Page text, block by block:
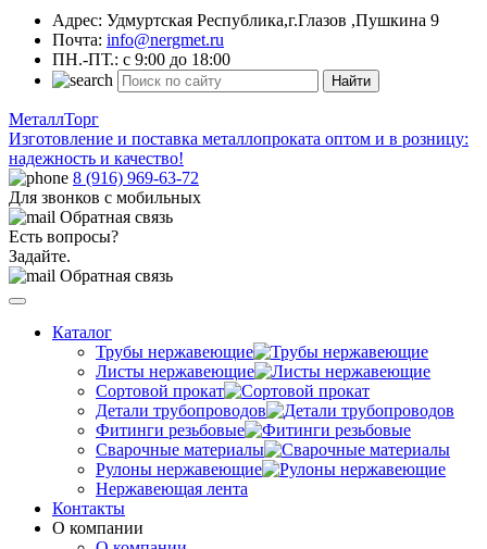
Адрес: Удмуртская Республика,г.Глазов ,Пушкина 9
Почта: info@nergmet.ru
ПН.-ПТ.: с 9:00 до 18:00
Найти
МеталлТорг
Изготовление и поставка металлопроката оптом и в розницу:
надежность и качество!
8 (916) 969-63-72
Для звонков с мобильных
Обратная связь
Есть вопросы?
Задайте.
Обратная связь
Каталог
Трубы нержавеющие
Листы нержавеющие
Сортовой прокат
Детали трубопроводов
Фитинги резьбовые
Сварочные материалы
Рулоны нержавеющие
Нержавеющая лента
Контакты
О компании